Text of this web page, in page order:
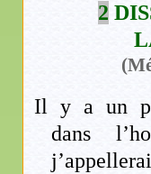
2
Il y a un
dans